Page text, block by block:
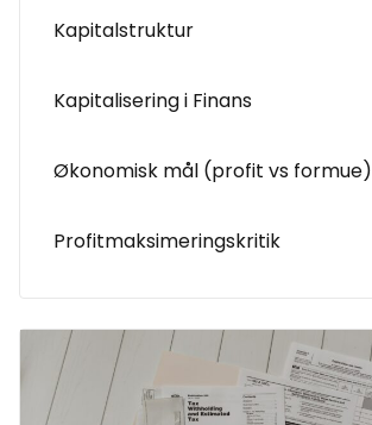
Kapitalstruktur
Kapitalisering i Finans
Økonomisk mål (profit vs formue)
Profitmaksimeringskritik